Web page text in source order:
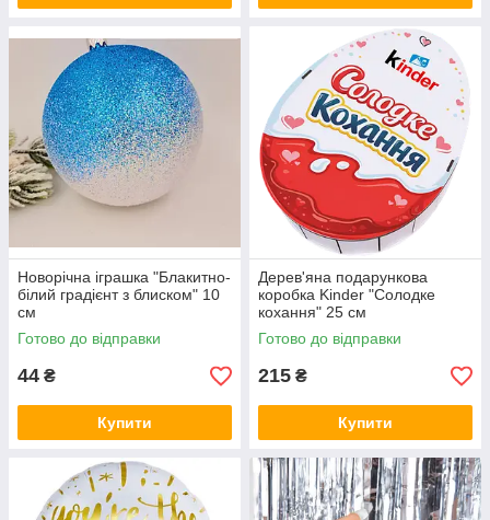
Новорічна іграшка "Блакитно-
білий градієнт з блиском" 10
см
Готово до відправки
44 ₴
Купити
Дерев'яна подарункова
коробка Kinder "Солодке
кохання" 25 см
Готово до відправки
215 ₴
Купити